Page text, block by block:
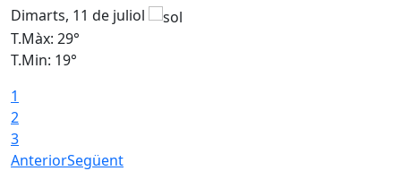
Dimarts, 11 de juliol
T.Màx: 29°
T.Min: 19°
1
2
3
AnteriorSegüent